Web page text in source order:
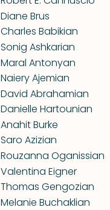
Diane Brus
Charles Babikian
Sonig Ashkarian
Maral Antonyan
Naiery Ajemian
David Abrahamian
Danielle Hartounian
Anahit Burke
Saro Azizian
Rouzanna Oganissian
Valentina Eigner
Thomas Gengozian
Melanie Buchaklian